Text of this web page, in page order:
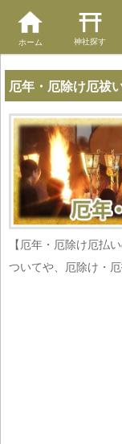
ホーム 神社探す
厄年・厄除け厄祓
【厄年・厄除け厄払
ついてや、厄除け・